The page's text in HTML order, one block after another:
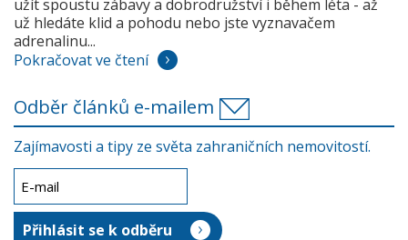
užít spoustu zábavy a dobrodružství i během léta - až
už hledáte klid a pohodu nebo jste vyznavačem
adrenalinu...
Pokračovat ve čtení
Odběr článků e-mailem
Zajímavosti a tipy ze světa zahraničních nemovitostí.